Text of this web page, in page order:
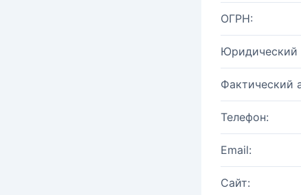
ОГРН:
Юридический
Фактический
Телефон:
Email:
Сайт: